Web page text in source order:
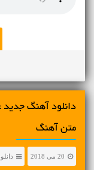
متن آهنگ
20 می 2018